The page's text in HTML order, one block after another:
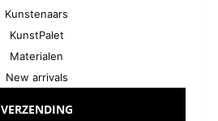
Kunstenaars
KunstPalet
Materialen
New arrivals
VERZENDING